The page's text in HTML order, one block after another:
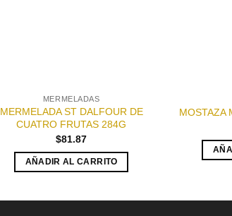
MERMELADAS
MERMELADA ST DALFOUR DE
CUATRO FRUTAS 284G
$81.87
AÑADIR AL CARRITO
MOSTAZA